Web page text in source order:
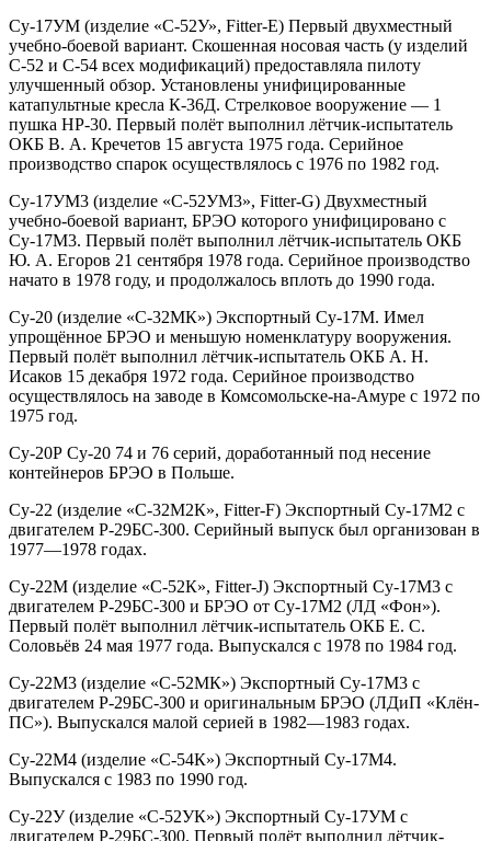
Су-17УМ (изделие «С-52У», Fitter-E) Первый двухместный
учебно-боевой вариант. Скошенная носовая часть (у изделий
С-52 и С-54 всех модификаций) предоставляла пилоту
улучшенный обзор. Установлены унифицированные
катапультные кресла К-36Д. Стрелковое вооружение — 1
пушка НР-30. Первый полёт выполнил лётчик-испытатель
ОКБ В. А. Кречетов 15 августа 1975 года. Серийное
производство спарок осуществлялось с 1976 по 1982 год.
Су-17УМ3 (изделие «С-52УМ3», Fitter-G) Двухместный
учебно-боевой вариант, БРЭО которого унифицировано с
Су-17М3. Первый полёт выполнил лётчик-испытатель ОКБ
Ю. А. Егоров 21 сентября 1978 года. Серийное производство
начато в 1978 году, и продолжалось вплоть до 1990 года.
Су-20 (изделие «С-32МК») Экспортный Су-17М. Имел
упрощённое БРЭО и меньшую номенклатуру вооружения.
Первый полёт выполнил лётчик-испытатель ОКБ А. Н.
Исаков 15 декабря 1972 года. Серийное производство
осуществлялось на заводе в Комсомольске-на-Амуре с 1972 по
1975 год.
Су-20Р Су-20 74 и 76 серий, доработанный под несение
контейнеров БРЭО в Польше.
Су-22 (изделие «С-32М2К», Fitter-F) Экспортный Су-17М2 с
двигателем Р-29БС-300. Серийный выпуск был организован в
1977—1978 годах.
Су-22М (изделие «С-52К», Fitter-J) Экспортный Су-17М3 с
двигателем Р-29БС-300 и БРЭО от Су-17М2 (ЛД «Фон»).
Первый полёт выполнил лётчик-испытатель ОКБ Е. С.
Соловьёв 24 мая 1977 года. Выпускался с 1978 по 1984 год.
Су-22М3 (изделие «С-52МК») Экспортный Су-17М3 с
двигателем Р-29БС-300 и оригинальным БРЭО (ЛДиП «Клён-
ПС»). Выпускался малой серией в 1982—1983 годах.
Су-22М4 (изделие «С-54К») Экспортный Су-17М4.
Выпускался с 1983 по 1990 год.
Су-22У (изделие «С-52УК») Экспортный Су-17УМ с
двигателем Р-29БС-300. Первый полёт выполнил лётчик-